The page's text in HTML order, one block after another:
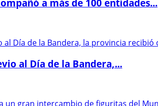
a más de 100 entidades...
al Día de la Bandera,...